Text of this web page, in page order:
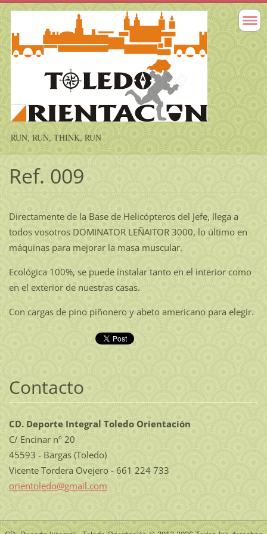
RUN, RUN, THINK, RUN
Ref. 009
Directamente de la Base de Helicópteros del Jefe, llega a
todos vosotros DOMINATOR LEÑAITOR 3000, lo último en
máquinas para mejorar la masa muscular.
Ecológica 100%, se puede instalar tanto en el interior como
en el exterior de nuestras casas.
Con cargas de pino piñonero y abeto americano para elegir.
Contacto
CD. Deporte Integral Toledo Orientación
C/ Encinar nº 20
45593 - Bargas (Toledo)
Vicente Tordera Ovejero - 661 224 733
orientoledo@gmail.com